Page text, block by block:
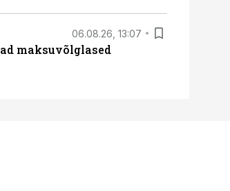
06.08.26, 13:07
maksuvõlglased